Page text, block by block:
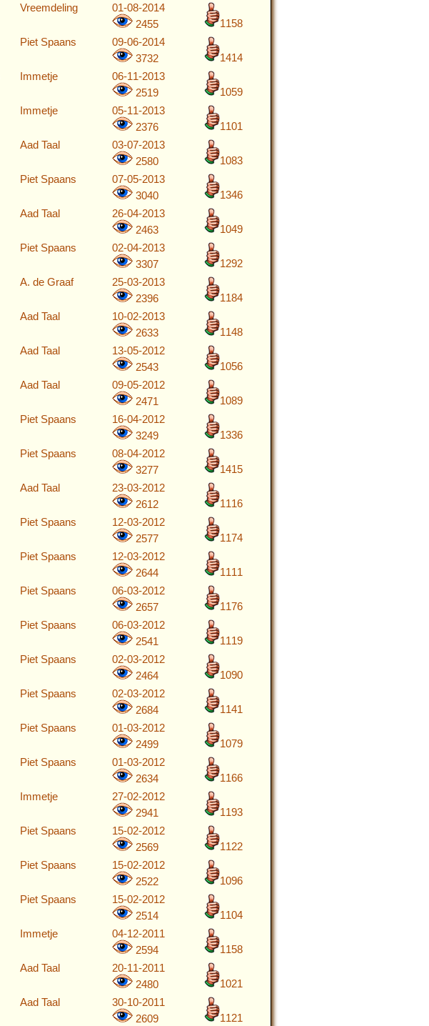
Vreemdeling
01-08-2014
2455
1158
Piet Spaans
09-06-2014
3732
1414
Immetje
06-11-2013
2519
1059
Immetje
05-11-2013
2376
1101
Aad Taal
03-07-2013
2580
1083
Piet Spaans
07-05-2013
3040
1346
Aad Taal
26-04-2013
2463
1049
Piet Spaans
02-04-2013
3307
1292
A. de Graaf
25-03-2013
2396
1184
Aad Taal
10-02-2013
2633
1148
Aad Taal
13-05-2012
2543
1056
Aad Taal
09-05-2012
2471
1089
Piet Spaans
16-04-2012
3249
1336
Piet Spaans
08-04-2012
3277
1415
Aad Taal
23-03-2012
2612
1116
Piet Spaans
12-03-2012
2577
1174
Piet Spaans
12-03-2012
2644
1111
Piet Spaans
06-03-2012
2657
1176
Piet Spaans
06-03-2012
2541
1119
Piet Spaans
02-03-2012
2464
1090
Piet Spaans
02-03-2012
2684
1141
Piet Spaans
01-03-2012
2499
1079
Piet Spaans
01-03-2012
2634
1166
Immetje
27-02-2012
2941
1193
Piet Spaans
15-02-2012
2569
1122
Piet Spaans
15-02-2012
2522
1096
Piet Spaans
15-02-2012
2514
1104
Immetje
04-12-2011
2594
1158
Aad Taal
20-11-2011
2480
1021
Aad Taal
30-10-2011
2609
1121